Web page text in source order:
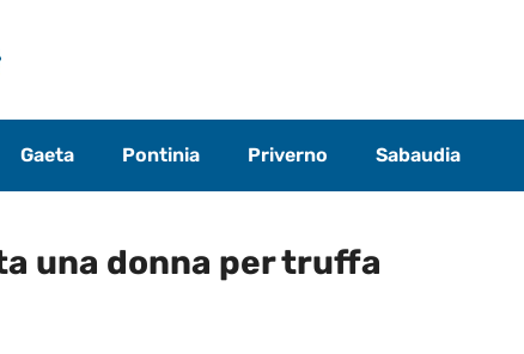
Gaeta Pontinia Priverno Sabaudia
una donna per truffa